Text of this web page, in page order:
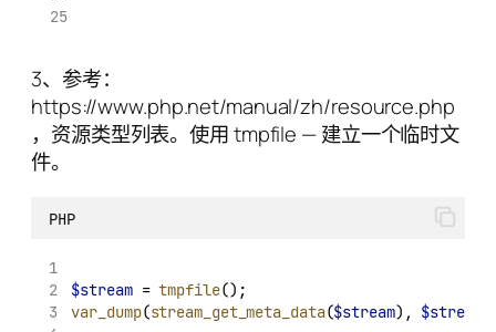
3、参考：
https://www.php.net/manual/zh/resource.php
，资源类型列表。使用 tmpfile — 建立一个临时文
件。
PHP
$stream = tmpfile();
var_dump(stream_get_meta_data($stream), $stream